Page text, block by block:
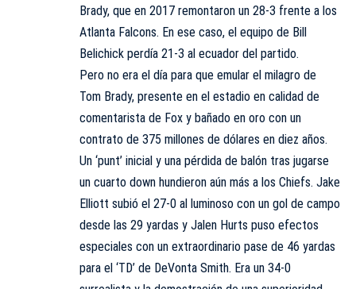
Brady, que en 2017 remontaron un 28-3 frente a los
Atlanta Falcons. En ese caso, el equipo de Bill
Belichick perdía 21-3 al ecuador del partido.
Pero no era el día para que emular el milagro de
Tom Brady, presente en el estadio en calidad de
comentarista de Fox y bañado en oro con un
contrato de 375 millones de dólares en diez años.
Un ‘punt’ inicial y una pérdida de balón tras jugarse
un cuarto down hundieron aún más a los Chiefs. Jake
Elliott subió el 27-0 al luminoso con un gol de campo
desde las 29 yardas y Jalen Hurts puso efectos
especiales con un extraordinario pase de 46 yardas
para el ‘TD’ de DeVonta Smith. Era un 34-0